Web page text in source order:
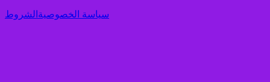
سياسة الخصوصية الشروط